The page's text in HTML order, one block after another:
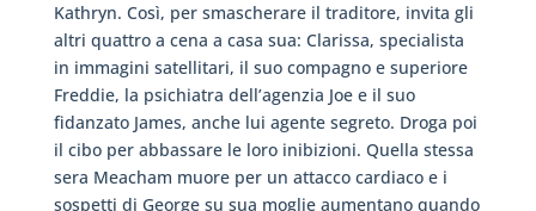
Kathryn. Così, per smascherare il traditore, invita gli
altri quattro a cena a casa sua: Clarissa, specialista
in immagini satellitari, il suo compagno e superiore
Freddie, la psichiatra dell’agenzia Joe e il suo
fidanzato James, anche lui agente segreto. Droga poi
il cibo per abbassare le loro inibizioni. Quella stessa
sera Meacham muore per un attacco cardiaco e i
sospetti di George su sua moglie aumentano quando